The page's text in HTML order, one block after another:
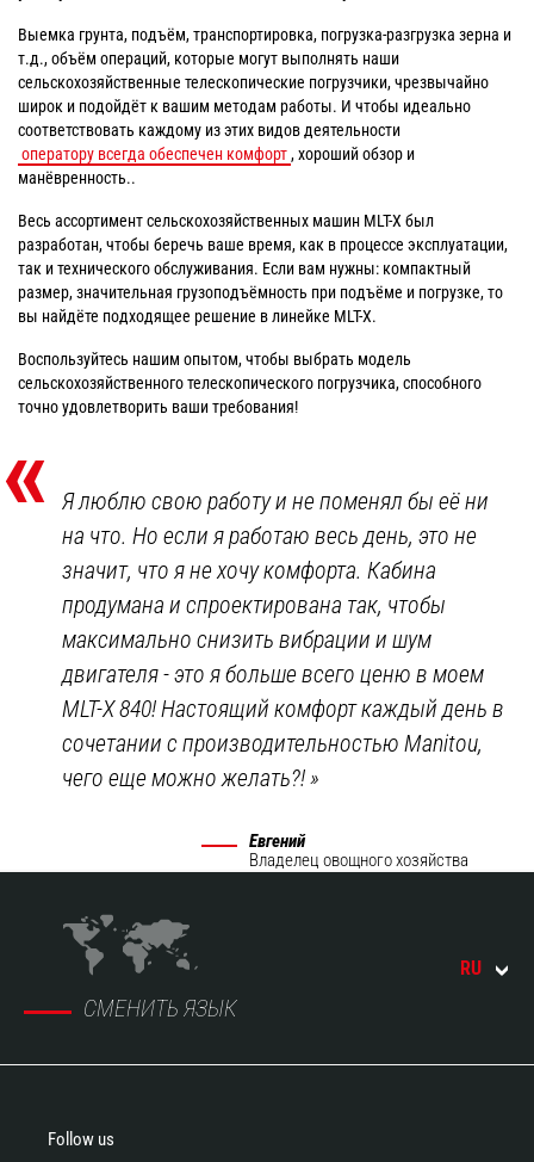
Выемка грунта, подъём, транспортировка, погрузка-разгрузка зерна и
т.д., объём операций, которые могут выполнять наши
сельскохозяйственные телескопические погрузчики, чрезвычайно
широк и подойдёт к вашим методам работы. И чтобы идеально
соответствовать каждому из этих видов деятельности
оператору всегда обеспечен комфорт, хороший обзор и
манёвренность..
Весь ассортимент сельскохозяйственных машин MLT-X был
разработан, чтобы беречь ваше время, как в процессе эксплуатации,
так и технического обслуживания. Если вам нужны: компактный
размер, значительная грузоподъёмность при подъёме и погрузке, то
вы найдёте подходящее решение в линейке MLT-X.
Воспользуйтесь нашим опытом, чтобы выбрать модель
сельскохозяйственного телескопического погрузчика, способного
точно удовлетворить ваши требования!
«
Я люблю свою работу и не поменял бы её ни
на что. Но если я работаю весь день, это не
значит, что я не хочу комфорта. Кабина
продумана и спроектирована так, чтобы
максимально снизить вибрации и шум
двигателя - это я больше всего ценю в моем
MLT-X 840! Настоящий комфорт каждый день в
сочетании с производительностью Manitou,
чего еще можно желать?!»
Евгений
Владелец овощного хозяйства
СМЕНИТЬ ЯЗЫК
RU
Follow us